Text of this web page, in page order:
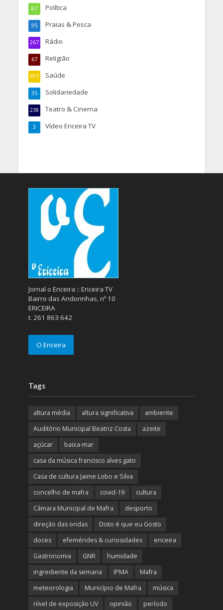
Política
87
Praias & Pesca
95
Rádio
267
Religião
67
Saúde
417
Solidariedade
35
Teatro & Cinema
238
Vídeo Ericeira TV
3
Jornal o Ericeira :: Ericeira TV
Bairro das Andorinhas, nº 10
ERICEIRA
t. 261 863 642
O Ericeira
Tags
altura média altura significativa
ambiente
Auditório Municipal Beatriz Costa
azeite
açúcar
baixa-mar
casa da música francisco alves gato
Casa de cultura Jaime Lobo e Silva
concelho de mafra
covid-19
cultura
Câmara Municipal de Mafra
desporto
direção das ondas
Disto é que eu Gosto
doces
efemérides & curiosidades
ericeira
Gastronomia
GNR
humidade
ingrediente da semana
IPMA
Mafra
meteorologia
Município de Mafra
música
nível de exposição UV
opinião período